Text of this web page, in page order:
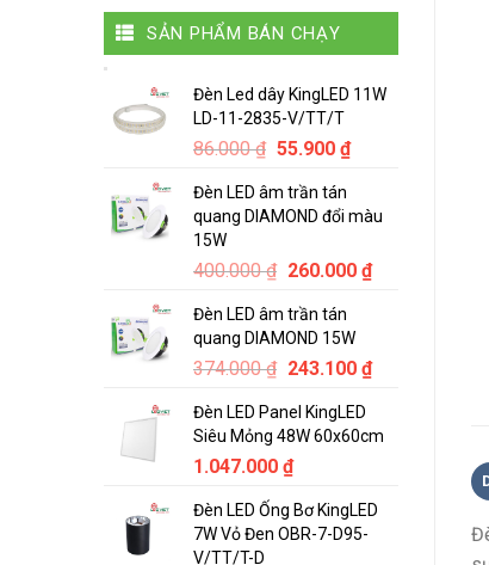
SẢN PHẨM BÁN CHẠY
Đèn Led dây KingLED 11W
LD-11-2835-V/TT/T
86.000₫ Original
was:
86.000 ₫.
55.900 ₫Current
55.900 ₫.
Đèn LED âm trần tán
quang DIAMOND đổi màu
15W
400.000₫ Original
was:
400.000 ₫.
260.000 ₫Current
Đèn LED âm trần tán
quang DIAMOND 15W
374.000₫ Original
was:
374.000 ₫.
243.100 ₫Current
243.100 ₫.
Đèn LED Panel KingLED
Siêu Mỏng 48W 60x60cm
1.047.000 ₫
Đèn LED Ống Bơ KingLED
7W Vỏ Đen OBR-7-D95-
V/TT/T-D